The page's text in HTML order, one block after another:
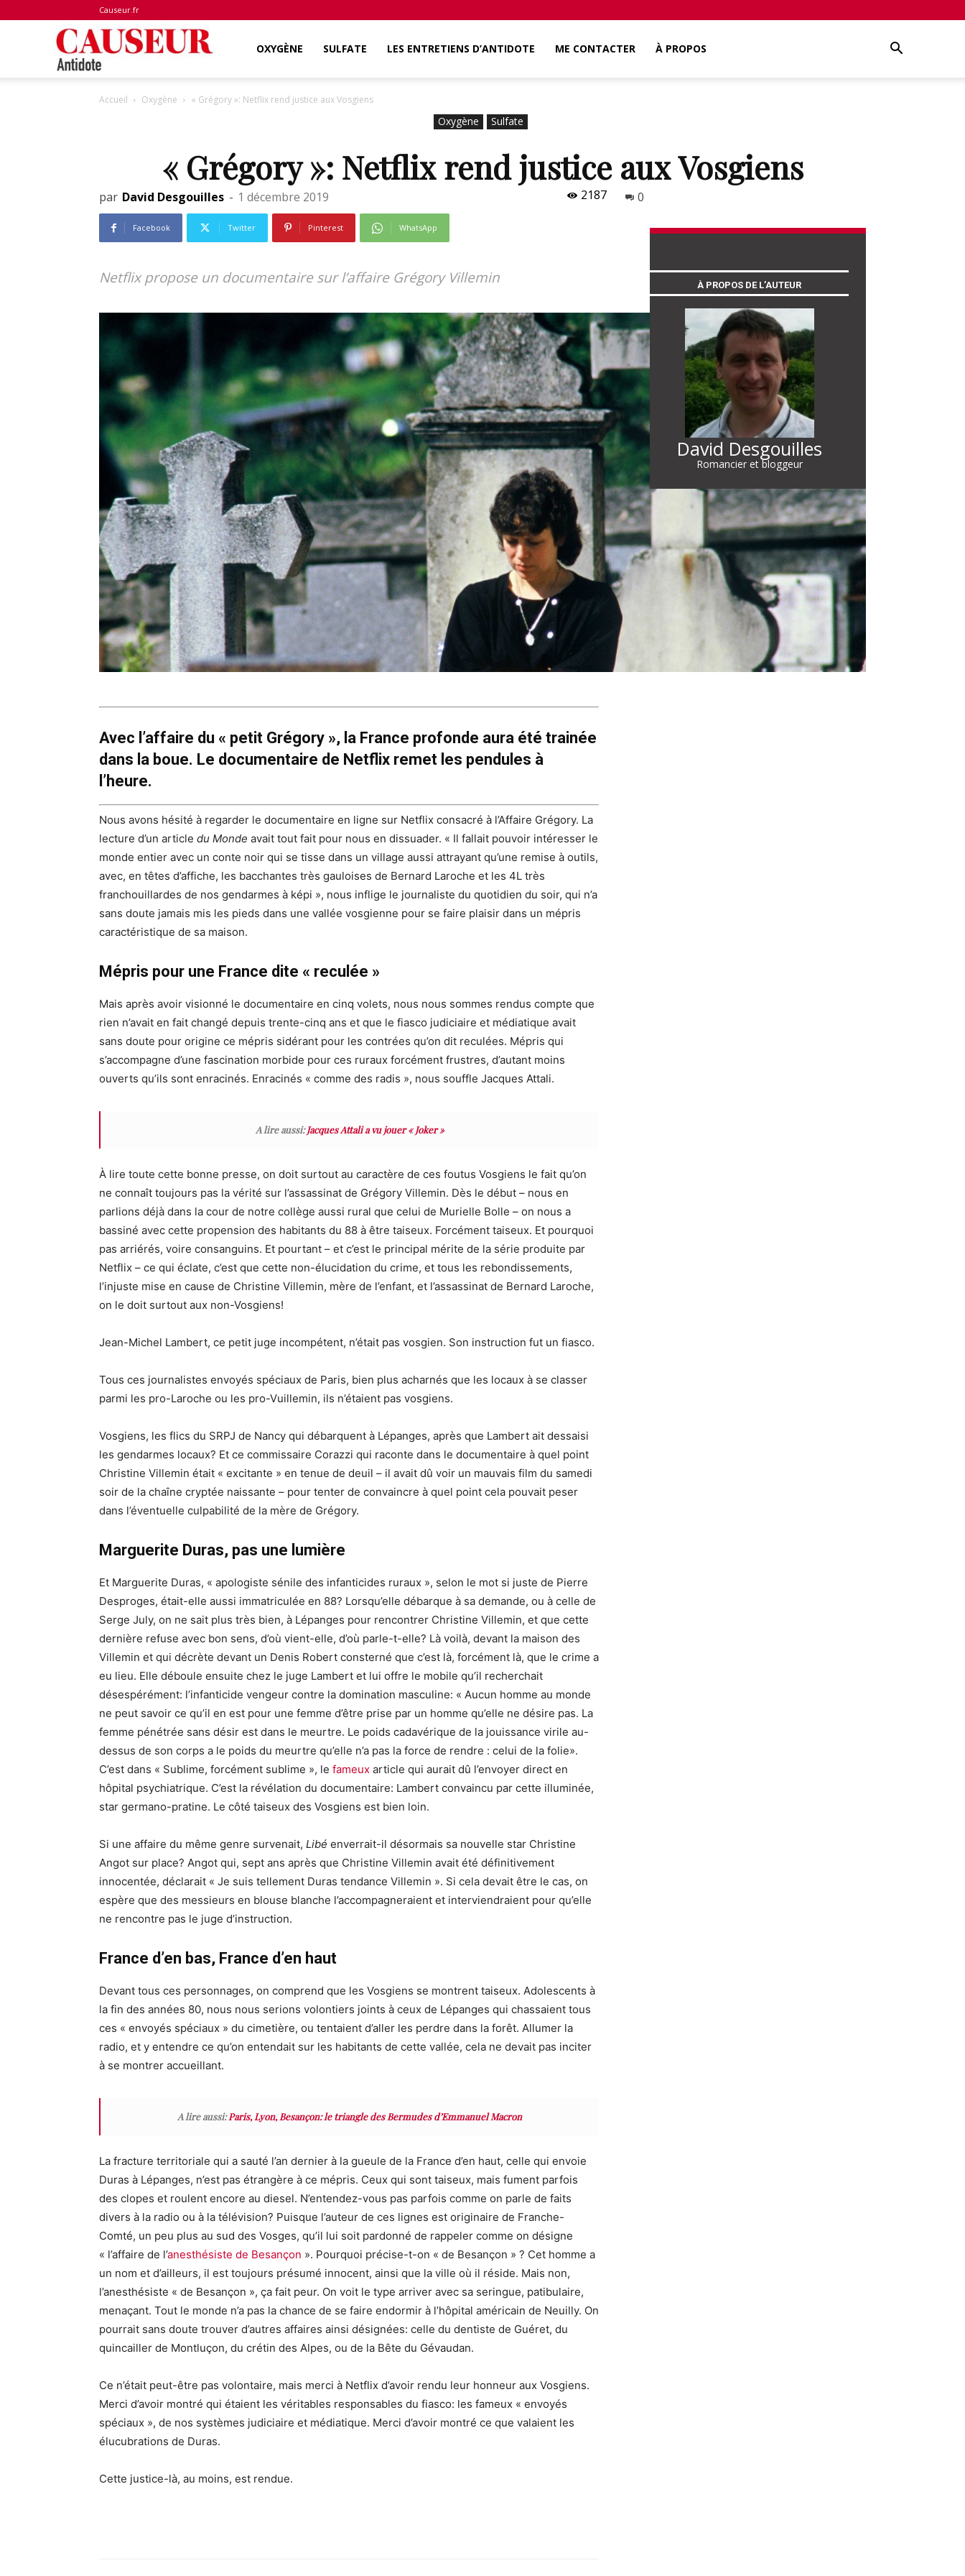
Causeur.fr
OXYGÈNE SULFATE LES ENTRETIENS D’ANTIDOTE ME CONTACTER À PROPOS
Accueil Oxygène « Grégory »: Netflix rend justice aux Vosgiens
Oxygène Sulfate
« Grégory »: Netflix rend justice aux Vosgiens
par David Desgouilles - 1 décembre 2019 2187 0
Facebook Twitter Pinterest WhatsApp
Netflix propose un documentaire sur l’affaire Grégory Villemin
Avec l’affaire du « petit Grégory », la France profonde aura été trainée
dans la boue. Le documentaire de Netflix remet les pendules à
l’heure.
Nous avons hésité à regarder le documentaire en ligne sur Netflix consacré à l’Affaire Grégory. La
lecture d’un article du Monde avait tout fait pour nous en dissuader. « Il fallait pouvoir intéresser le
monde entier avec un conte noir qui se tisse dans un village aussi attrayant qu’une remise à outils,
avec, en têtes d’affiche, les bacchantes très gauloises de Bernard Laroche et les 4L très
franchouillardes de nos gendarmes à képi », nous inflige le journaliste du quotidien du soir, qui n’a
sans doute jamais mis les pieds dans une vallée vosgienne pour se faire plaisir dans un mépris
caractéristique de sa maison.
Mépris pour une France dite « reculée »
Mais après avoir visionné le documentaire en cinq volets, nous nous sommes rendus compte que
rien n’avait en fait changé depuis trente-cinq ans et que le fiasco judiciaire et médiatique avait
sans doute pour origine ce mépris sidérant pour les contrées qu’on dit reculées. Mépris qui
s’accompagne d’une fascination morbide pour ces ruraux forcément frustres, d’autant moins
ouverts qu’ils sont enracinés. Enracinés « comme des radis », nous souffle Jacques Attali.
A lire aussi:Jacques Attali a vu jouer « Joker »
À lire toute cette bonne presse, on doit surtout au caractère de ces foutus Vosgiens le fait qu’on
ne connaît toujours pas la vérité sur l’assassinat de Grégory Villemin. Dès le début – nous en
parlions déjà dans la cour de notre collège aussi rural que celui de Murielle Bolle – on nous a
bassiné avec cette propension des habitants du 88 à être taiseux. Forcément taiseux. Et pourquoi
pas arriérés, voire consanguins. Et pourtant – et c’est le principal mérite de la série produite par
Netflix – ce qui éclate, c’est que cette non-élucidation du crime, et tous les rebondissements,
l’injuste mise en cause de Christine Villemin, mère de l’enfant, et l’assassinat de Bernard Laroche,
on le doit surtout aux non-Vosgiens!
Jean-Michel Lambert, ce petit juge incompétent, n’était pas vosgien. Son instruction fut un fiasco.
Tous ces journalistes envoyés spéciaux de Paris, bien plus acharnés que les locaux à se classer
parmi les pro-Laroche ou les pro-Vuillemin, ils n’étaient pas vosgiens.
Vosgiens, les flics du SRPJ de Nancy qui débarquent à Lépanges, après que Lambert ait dessaisi
les gendarmes locaux? Et ce commissaire Corazzi qui raconte dans le documentaire à quel point
Christine Villemin était « excitante » en tenue de deuil – il avait dû voir un mauvais film du samedi
soir de la chaîne cryptée naissante – pour tenter de convaincre à quel point cela pouvait peser
dans l’éventuelle culpabilité de la mère de Grégory.
Marguerite Duras, pas une lumière
Et Marguerite Duras, « apologiste sénile des infanticides ruraux », selon le mot si juste de Pierre
Desproges, était-elle aussi immatriculée en 88? Lorsqu’elle débarque à sa demande, ou à celle de
Serge July, on ne sait plus très bien, à Lépanges pour rencontrer Christine Villemin, et que cette
dernière refuse avec bon sens, d’où vient-elle, d’où parle-t-elle? Là voilà, devant la maison des
Villemin et qui décrète devant un Denis Robert consterné que c’est là, forcément là, que le crime a
eu lieu. Elle déboule ensuite chez le juge Lambert et lui offre le mobile qu’il recherchait
désespérément: l’infanticide vengeur contre la domination masculine: « Aucun homme au monde
ne peut savoir ce qu’il en est pour une femme d’être prise par un homme qu’elle ne désire pas. La
femme pénétrée sans désir est dans le meurtre. Le poids cadavérique de la jouissance virile au-
dessus de son corps a le poids du meurtre qu’elle n’a pas la force de rendre : celui de la folie».
C’est dans « Sublime, forcément sublime », le fameux article qui aurait dû l’envoyer direct en
hôpital psychiatrique. C’est la révélation du documentaire: Lambert convaincu par cette illuminée,
star germano-pratine. Le côté taiseux des Vosgiens est bien loin.
Si une affaire du même genre survenait, Libé enverrait-il désormais sa nouvelle star Christine
Angot sur place? Angot qui, sept ans après que Christine Villemin avait été définitivement
innocentée, déclarait « Je suis tellement Duras tendance Villemin ». Si cela devait être le cas, on
espère que des messieurs en blouse blanche l’accompagneraient et interviendraient pour qu’elle
ne rencontre pas le juge d’instruction.
France d’en bas, France d’en haut
Devant tous ces personnages, on comprend que les Vosgiens se montrent taiseux. Adolescents à
la fin des années 80, nous nous serions volontiers joints à ceux de Lépanges qui chassaient tous
ces « envoyés spéciaux » du cimetière, ou tentaient d’aller les perdre dans la forêt. Allumer la
radio, et y entendre ce qu’on entendait sur les habitants de cette vallée, cela ne devait pas inciter
à se montrer accueillant.
A lire aussi:Paris, Lyon, Besançon: le triangle des Bermudes d’Emmanuel Macron
La fracture territoriale qui a sauté l’an dernier à la gueule de la France d’en haut, celle qui envoie
Duras à Lépanges, n’est pas étrangère à ce mépris. Ceux qui sont taiseux, mais fument parfois
des clopes et roulent encore au diesel. N’entendez-vous pas parfois comme on parle de faits
divers à la radio ou à la télévision? Puisque l’auteur de ces lignes est originaire de Franche-
Comté, un peu plus au sud des Vosges, qu’il lui soit pardonné de rappeler comme on désigne
« l’affaire de l’anesthésiste de Besançon ». Pourquoi précise-t-on « de Besançon » ? Cet homme a
un nom et d’ailleurs, il est toujours présumé innocent, ainsi que la ville où il réside. Mais non,
l’anesthésiste « de Besançon », ça fait peur. On voit le type arriver avec sa seringue, patibulaire,
menaçant. Tout le monde n’a pas la chance de se faire endormir à l’hôpital américain de Neuilly. On
pourrait sans doute trouver d’autres affaires ainsi désignées: celle du dentiste de Guéret, du
quincailler de Montluçon, du crétin des Alpes, ou de la Bête du Gévaudan.
Ce n’était peut-être pas volontaire, mais merci à Netflix d’avoir rendu leur honneur aux Vosgiens.
Merci d’avoir montré qui étaient les véritables responsables du fiasco: les fameux « envoyés
spéciaux », de nos systèmes judiciaire et médiatique. Merci d’avoir montré ce que valaient les
élucubrations de Duras.
Cette justice-là, au moins, est rendue.
À PROPOS DE L’AUTEUR
David Desgouilles
Romancier et bloggeur